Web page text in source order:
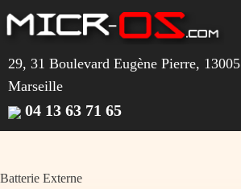
au
contenu
29, 31 Boulevard Eugène Pierre, 13005
Marseille
04 13 63 71 65
Batterie Externe